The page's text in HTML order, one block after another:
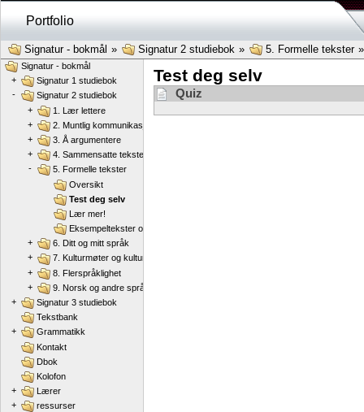
Portfolio
Signatur - bokmål » Signatur 2 studiebok » 5. Formelle tekster
Test deg selv
Quiz
Signatur - bokmål
+
Signatur 1 studiebok
-
Signatur 2 studiebok
+
1. Lær lettere
+
2. Muntlig kommunikasjon
+
3. Å argumentere
+
4. Sammensatte tekster
-
5. Formelle tekster
Oversikt
Test deg selv
Lær mer!
Eksempeltekster og skriverammer
+
6. Ditt og mitt språk
+
7. Kulturmøter og kulturkonflikter
+
8. Flerspråklighet
+
9. Norsk og andre språk
+
Signatur 3 studiebok
Tekstbank
+
Grammatikk
Kontakt
Dbok
Kolofon
+
Lærer
+
ressurser